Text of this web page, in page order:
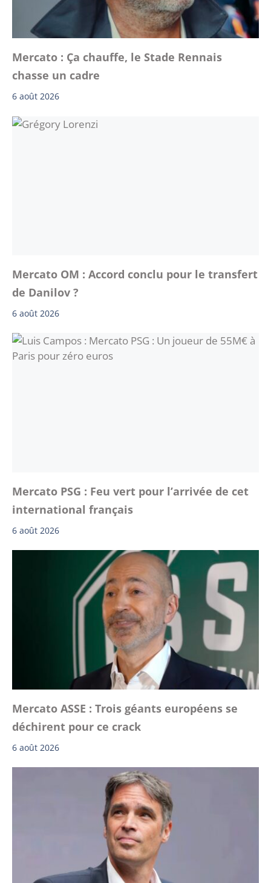
Mercato : Ça chauffe, le Stade Rennais
chasse un cadre
6 août 2026
Mercato OM : Accord conclu pour le transfert
de Danilov ?
6 août 2026
Mercato PSG : Feu vert pour l’arrivée de cet
international français
6 août 2026
Mercato ASSE : Trois géants européens se
déchirent pour ce crack
6 août 2026